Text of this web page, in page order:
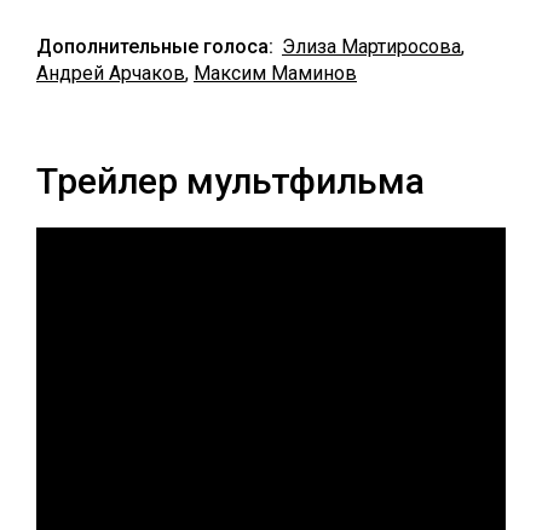
Дополнительные голоса: Элиза Мартиросова,
Андрей Арчаков, Максим Маминов
Трейлер мультфильма